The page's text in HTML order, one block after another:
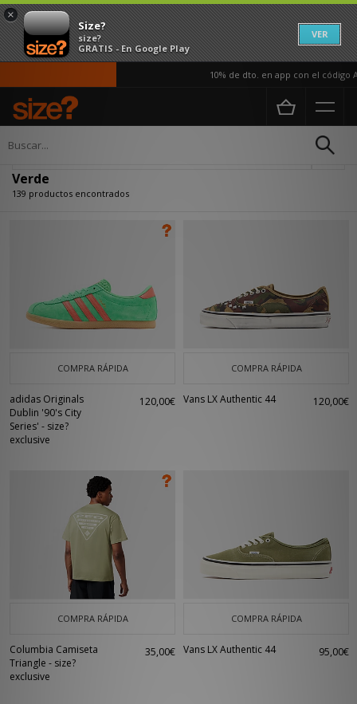
×
Size?
size?
GRATIS - En Google Play
VER
10% de dto. en app con el código APP10
Página principal
Verde
139 productos encontrados
COMPRA RÁPIDA
adidas Originals
Dublin '90's City
Series' - size?
exclusive
120,00€
COMPRA RÁPIDA
Vans LX Authentic 44 120,00€
COMPRA RÁPIDA
Columbia Camiseta
Triangle - size?
exclusive
35,00€
COMPRA RÁPIDA
Vans LX Authentic 44 95,00€